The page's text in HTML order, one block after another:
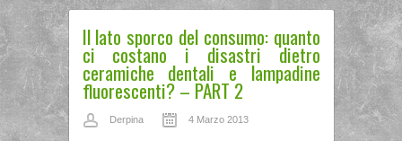
Il lato sporco del consumo: quanto
ci costano i disastri dietro
ceramiche dentali e lampadine
fluorescenti? – PART 2
Derpina 4 Marzo 2013